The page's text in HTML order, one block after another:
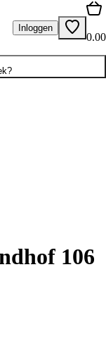
Inloggen
0.00
106